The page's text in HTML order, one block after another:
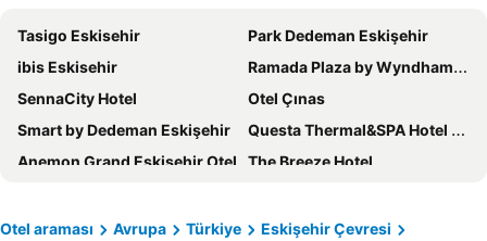
Tasigo Eskisehir
Park Dedeman Eskişehir
ibis Eskisehir
Ramada Plaza by Wyndham Eskisehir
SennaCity Hotel
Otel Çınas
Smart by Dedeman Eskişehir
Questa Thermal&SPA Hotel Eskişehir
Anemon Grand Eskişehir Otel
The Breeze Hotel
Şehir Rezidans
The Merlot Hotel - Eskişehir
Otel araması Avrupa Türkiye
Eskişehir Çevresi